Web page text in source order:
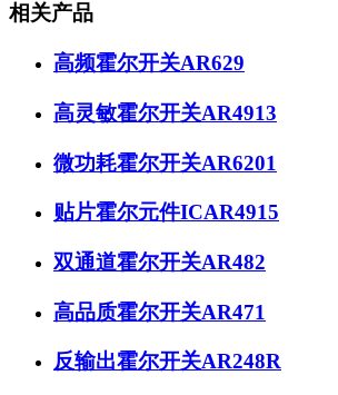
相关产品
高频霍尔开关AR629
高灵敏霍尔开关AR4913
微功耗霍尔开关AR6201
贴片霍尔元件ICAR4915
双通道霍尔开关AR482
高品质霍尔开关AR471
反输出霍尔开关AR248R